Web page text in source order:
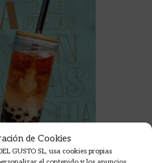
de Cookies
GUSTO SL, usa cookies propias